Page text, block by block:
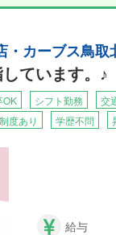
オン鳥取店」を運
を育成したいと考え
ば、地域の方々が
カーブス鳥
ています。♪
OK シフト勤務 交
度あり 学歴不問
給与